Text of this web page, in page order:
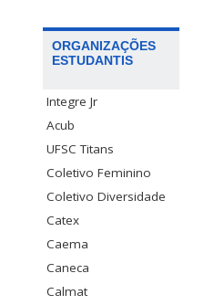
ORGANIZAÇÕES
ESTUDANTIS
Integre Jr
Acub
UFSC Titans
Coletivo Feminino
Coletivo Diversidade
Catex
Caema
Caneca
Calmat